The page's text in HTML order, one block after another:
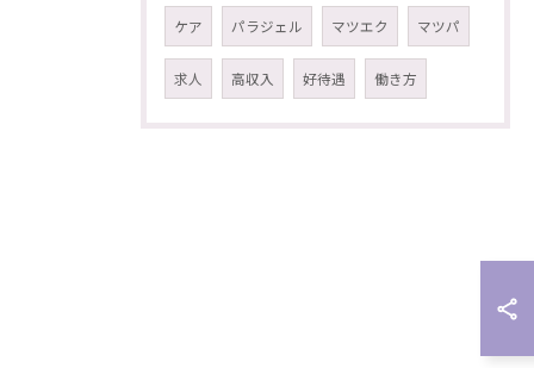
ケア パラジェル マツエク マツパ
求人 高収入 好待遇 働き方